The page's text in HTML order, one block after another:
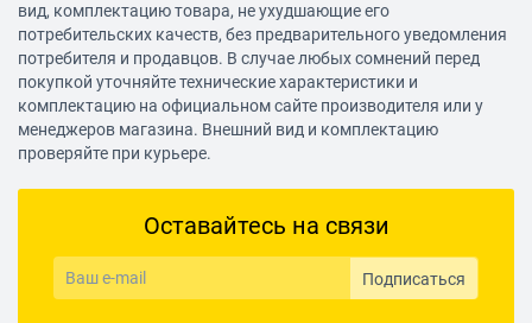
вид, комплектацию товара, не ухудшающие его
потребительских качеств, без предварительного уведомления
потребителя и продавцов. В случае любых сомнений перед
покупкой уточняйте технические характеристики и
комплектацию на официальном сайте производителя или у
менеджеров магазина. Внешний вид и комплектацию
проверяйте при курьере.
Оставайтесь на связи
Подписаться